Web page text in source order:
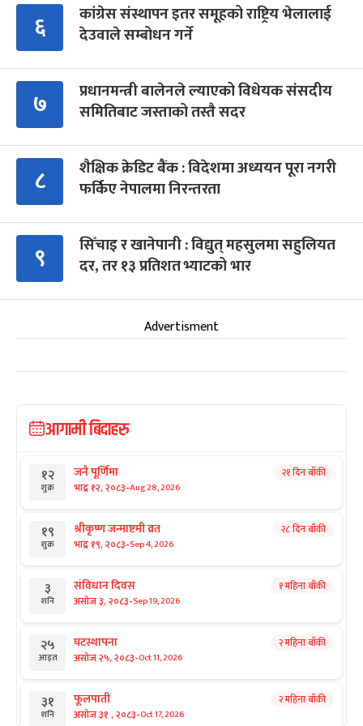
६
कांग्रेस संस्थापन इतर समूहको राष्ट्रिय भेलालाई
देउवाले सम्बोधन गर्ने
७
प्रधानमन्त्री बालेनले ल्याएको विधेयक संसदीय
समितिबाट जस्ताको तस्तै सदर
८
शैक्षिक क्रेडिट बैंक : विदेशमा अध्ययन पूरा नगरी
फर्किए नेपालमा निरन्तरता
९
सिँचाइ र खानेपानी : विद्युत् महसुलमा सहुलियत
दर, तर १३ प्रतिशत भ्याटको भार
Advertisment
आगामी बिदाहरु
१२
शुक्र
जनै पूर्णिमा
भाद्र १२, २०८३-Aug 28, 2026
२१ दिन बाँकी
१९
शुक्र
श्रीकृष्ण जन्माष्टमी व्रत
भाद्र १९, २०८३-Sep 4, 2026
२८ दिन बाँकी
३
शनि
संविधान दिवस
असोज ३, २०८३-Sep 19, 2026
१ महिना बाँकी
२५
आइत
घटस्थापना
असोज २५, २०८३-Oct 11, 2026
२ महिना बाँकी
३१
शनि
फूलपाती
असोज ३१ , २०८३-Oct 17, 2026
२ महिना बाँकी